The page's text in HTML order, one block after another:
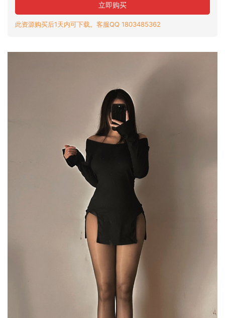
立即购买
此资源购买后1天内可下载。客服QQ 1803485362